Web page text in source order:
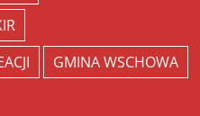
GMINA WSCHOWA